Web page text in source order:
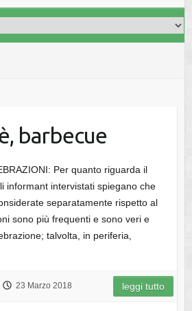
barbecue
Per quanto riguarda il
informant intervistati spiegano che
separatamente rispetto al
sono più frequenti e sono veri e
talvolta, in periferia,
23 Marzo 2018 leggi tutto